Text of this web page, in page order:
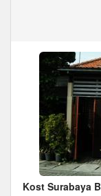
Kost Surabaya